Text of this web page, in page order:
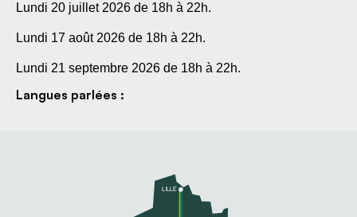
Lundi 20 juillet 2026 de 18h à 22h.
Lundi 17 août 2026 de 18h à 22h.
Lundi 21 septembre 2026 de 18h à 22h.
Langues parlées :